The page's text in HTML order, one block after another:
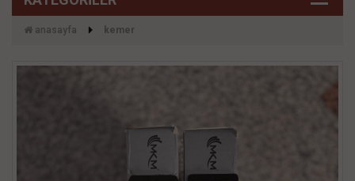
anasayfa kemer